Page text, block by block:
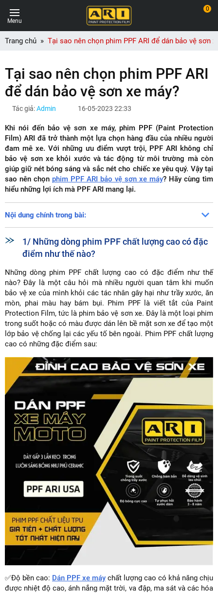
Menu
0
Trang chủ Tại sao nên chọn phim PPF ARI để dán bảo vệ sơn
Tại sao nên chọn phim PPF ARI
để dán bảo vệ sơn xe máy?
Tác giả:Admin 16-05-2023 22:33
Khi nói đến bảo vệ sơn xe máy, phim PPF (Paint Protection
Film) ARI đã trở thành một lựa chọn hàng đầu của nhiều người
đam mê xe. Với những ưu điểm vượt trội, PPF ARI không chỉ
bảo vệ sơn xe khỏi xước và tác động từ môi trường mà còn
giúp giữ nét bóng sáng và sắc nét cho chiếc xe yêu quý. Vậy tại
sao nên chọn phim PPF ARI bảo vệ sơn xe máy? Hãy cùng tìm
hiểu những lợi ích mà PPF ARI mang lại.
Nội dung chính trong bài:
1/ Những dòng phim PPF chất lượng cao có đặc
điểm như thế nào?
Những dòng phim PPF chất lượng cao có đặc điểm như thế
nào? Đây là một câu hỏi mà nhiều người quan tâm khi muốn
bảo vệ xe của mình khỏi các tác nhân gây hại như trầy xước, ăn
mòn, phai màu hay bám bụi. Phim PPF là viết tắt của Paint
Protection Film, tức là phim bảo vệ sơn xe. Đây là một loại phim
trong suốt hoặc có màu được dán lên bề mặt sơn xe để tạo một
lớp bảo vệ chống lại các yếu tố bên ngoài. Phim PPF chất lượng
cao có những đặc điểm sau:
✅Độ bền cao: Dán PPF xe máy chất lượng cao có khả năng chịu
được nhiệt độ cao, ánh nắng mặt trời, va đập, ma sát và các hóa